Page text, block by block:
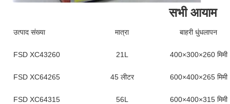
सभी आयाम
उत्पाद संख्या मात्रा बाहरी धुंधलापन
FSD XC43260 21L 400×300×260 मिमी
FSD XC64265 45 लीटर 600×400×265 मिमी
FSD XC64315 56L 600×400×315 मिमी